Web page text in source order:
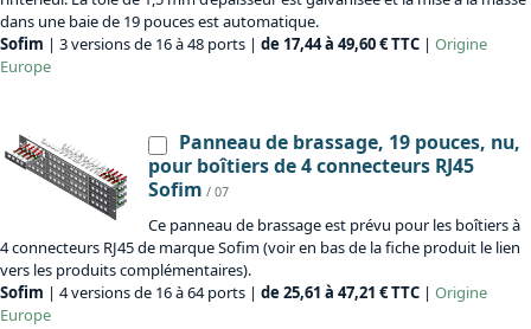
dans une baie de 19 pouces est automatique.
Sofim | 3 versions de 16 à 48 ports | de 17,44 à 49,60 € TTC | Origine
Europe
Panneau de brassage, 19 pouces, nu,
pour boîtiers de 4 connecteurs RJ45
Sofim / 07
Ce panneau de brassage est prévu pour les boîtiers à
4 connecteurs RJ45 de marque Sofim (voir en bas de la fiche produit le lien
vers les produits complémentaires).
Sofim | 4 versions de 16 à 64 ports | de 25,61 à 47,21 € TTC | Origine
Europe